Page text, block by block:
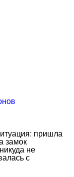
пришла
замок
не
с